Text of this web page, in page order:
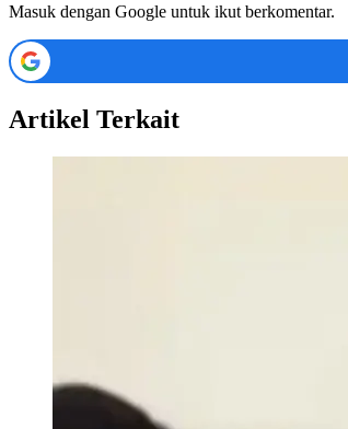
Masuk dengan Google untuk ikut berkomentar.
Artikel Terkait